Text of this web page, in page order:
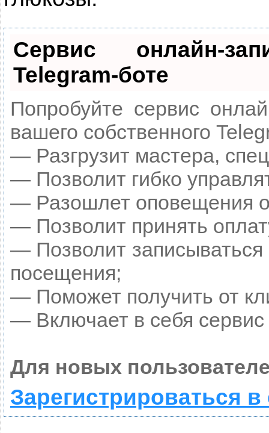
Сервис онлайн-
Telegram-боте
Попробуйте сервис
вашего собственного
— Разгрузит мастера,
— Позволит гибко
— Разошлет оповещения о
— Позволит принять
— Позволит
посещения;
— Поможет получить от
— Включает в себя
Для новых
Зарегистрироваться